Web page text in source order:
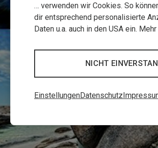
… verwenden wir Cookies. So
dir entsprechend personalisierte
Daten u.a. auch in den USA ein.
NICHT
EinstellungenDatenschutz